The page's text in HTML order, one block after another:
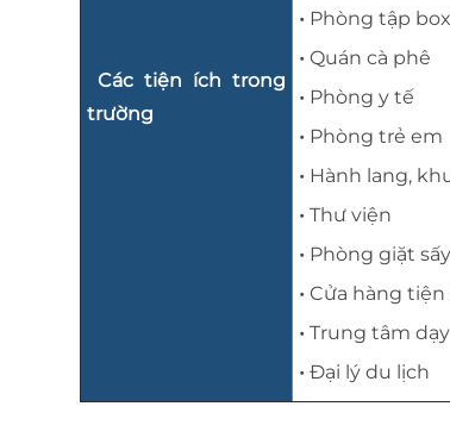
Các tiện íchtrong
trường
• Phòng tập
• Quán cà phê
• Phòng y tế
• Phòng trẻ em
• Hành lang,
• Thư viện
• Phòng giặt sấy
• Cửa hàng tiện
• Trung tâm
• Đại lý du lịch